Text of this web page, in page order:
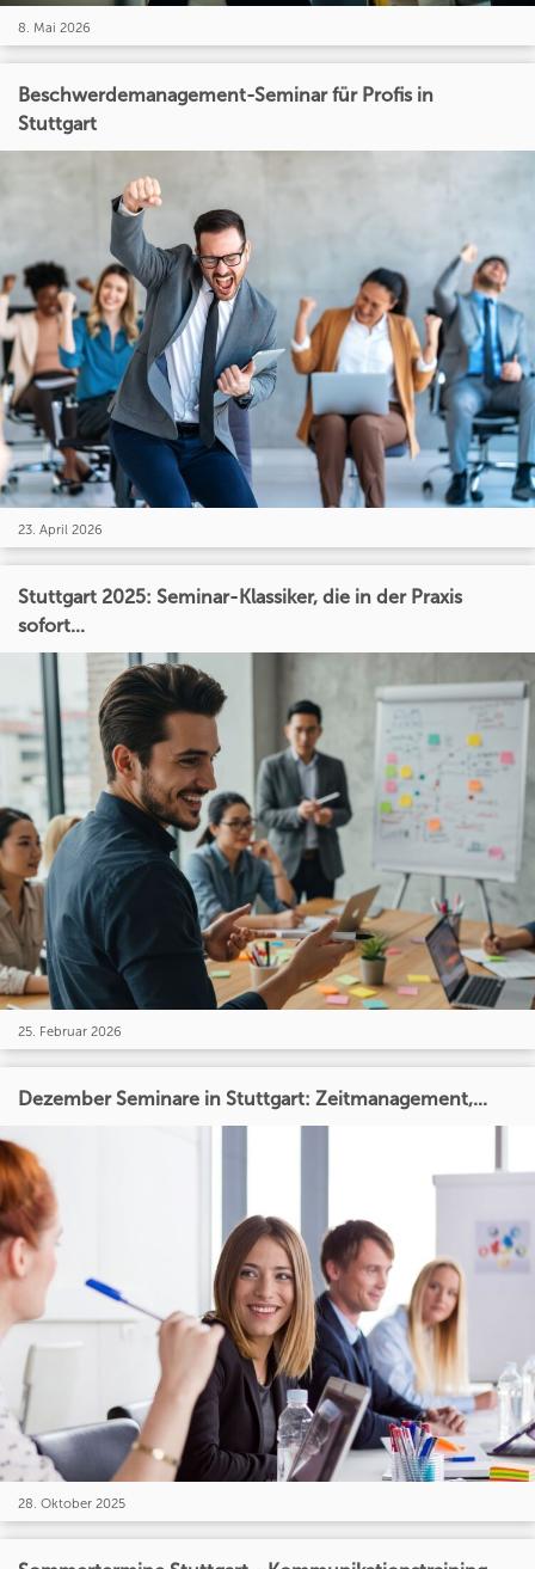
8. Mai 2026
Beschwerdemanagement-Seminar für Profis in
Stuttgart
23. April 2026
Stuttgart 2025: Seminar-Klassiker, die in der Praxis
sofort...
25. Februar 2026
Dezember Seminare in Stuttgart: Zeitmanagement,...
28. Oktober 2025